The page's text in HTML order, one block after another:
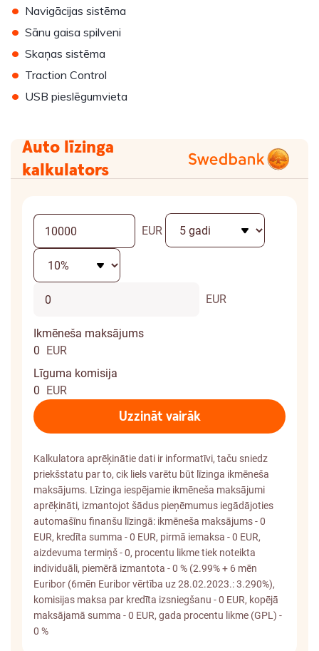
• Navigācijas sistēma
• Sānu gaisa spilveni
• Skaņas sistēma
• Traction Control
• USB pieslēgumvieta